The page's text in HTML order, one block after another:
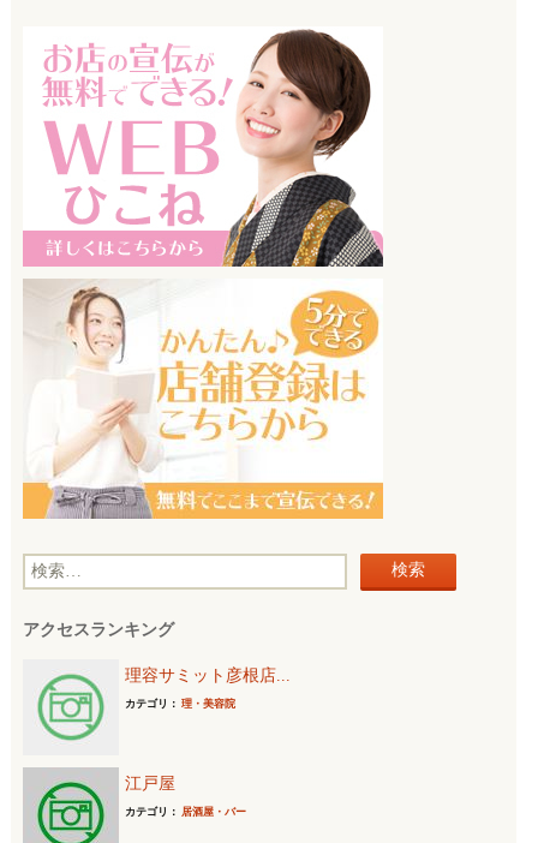
検
:アクセスランキング
理容サミット彦根店...
カテゴリ： 理・美容院
江戸屋
カテゴリ： 居酒屋・バー